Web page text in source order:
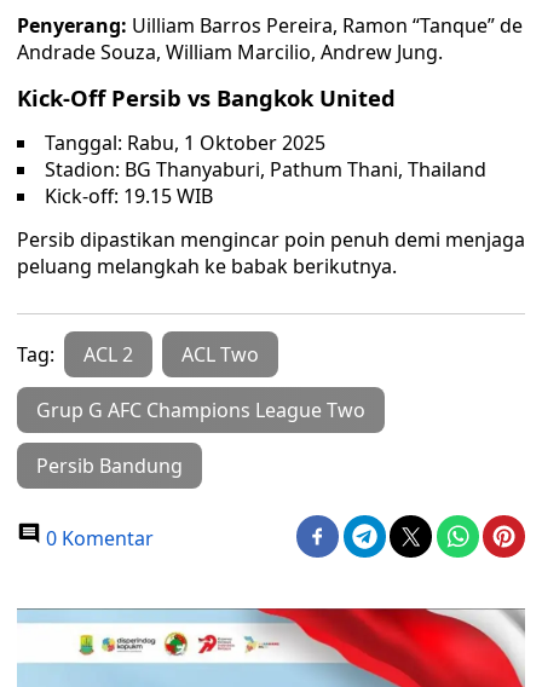
Penyerang: Uilliam Barros Pereira, Ramon “Tanque” de
Andrade Souza, William Marcilio, Andrew Jung.
Kick-Off Persib vs Bangkok United
Tanggal: Rabu, 1 Oktober 2025
Stadion: BG Thanyaburi, Pathum Thani, Thailand
Kick-off: 19.15 WIB
Persib dipastikan mengincar poin penuh demi menjaga
peluang melangkah ke babak berikutnya.
Tag: ACL 2 ACL Two
Grup G AFC Champions League Two
Persib Bandung
0 Komentar